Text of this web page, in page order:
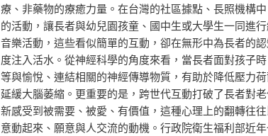
療、非藥物的療癒力量。在台灣的社區據點、長照機構
的活動，讓長者與幼兒園孩童、國中生或大學生一同進
音樂活動，這些看似簡單的互動，卻在無形中為長者的
度注入活水。從神經科學的角度來看，當長者面對孩子
等與愉悅、連結相關的神經傳導物質，有助於降低壓力
延緩大腦萎縮。更重要的是，跨世代互動打破了長者對
新感受到被需要、被愛、有價值，這種心理上的翻轉往
意動起來、願意與人交流的動機。行政院衛生福利部近